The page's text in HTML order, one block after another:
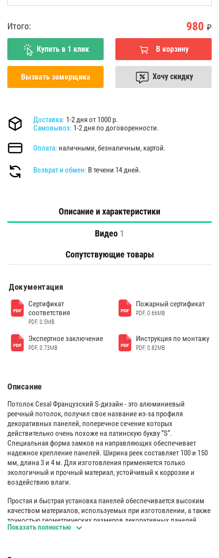
Итого: 980 ₽
Купить в 1 клик В корзину
Вызвать замерщика Хочу скидку
Доставка: 1-2 дня от 1000 р.
Самовывоз: 1-2 дня по договоренности.
Оплата: наличными, безналичным, картой.
Возврат и обмен: В течени 14 дней.
Описание и характеристики
Видео 1
Сопутствующие товары
Документация
Сертификат
соответствия
PDF, 0.5MB
Пожарный сертификат
PDF, 0.66MB
Экспертное заключение
PDF, 0.73MB
Инструкция по монтажу
PDF, 0.82MB
Описание
Потолок Cesal Французский S-дизайн - это алюминиевый
реечный потолок, получил свое название из-за профиля
декоративных панелей, поперечное сечение которых
действительно очень похоже на латинскую букву “S”.
Специальная форма замков на направляющих обеспечивает
надежное крепление панелей. Ширина реек составляет 100 и 150
мм, длина 3 и 4 м. Для изготовления применяется только
экологичный и прочный материал, устойчивый к коррозии и
воздействию влаги.
Простая и быстрая установка панелей обеспечивается высоким
качеством материалов, используемых при изготовлении, а также
точностью геометрических размеров декоративных панелей.
Высококачественная окраска позволяет мыть панели любыми
Показать полностью